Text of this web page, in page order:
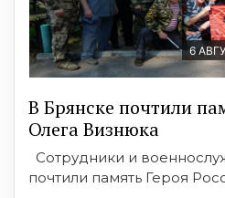
6
В Брянске почтили
Олега Визнюка
Сотрудники и
почтили память Героя